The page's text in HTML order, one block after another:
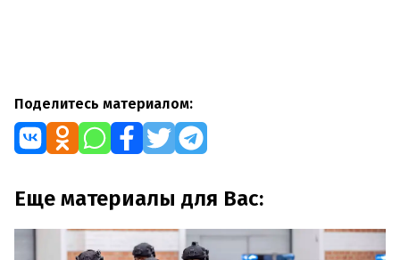
Поделитесь материалом:
Еще материалы для Вас: